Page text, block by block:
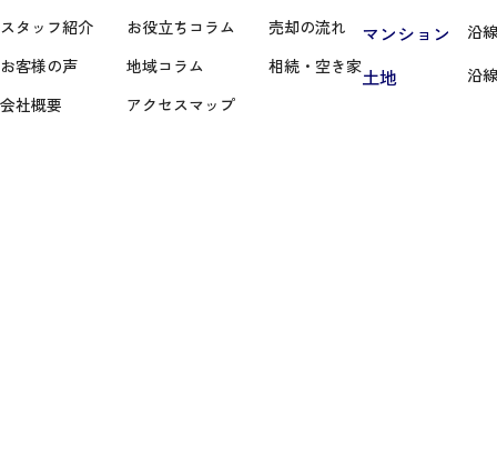
スタッフ紹介 お役立ちコラム
売却の流れ
お客様の声
地域コラム
相続・空き家
会社概要
アクセスマップ
マンション
沿線
土地 沿線